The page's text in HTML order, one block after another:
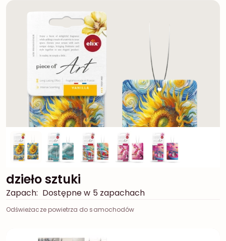
dzieło sztuki
Zapach: Dostępne w 5 zapachach
Odświeżacze powietrza do samochodów